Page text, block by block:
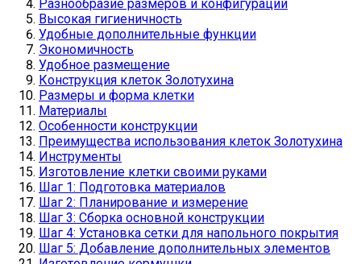
Разнообразие размеров и конфигураций
Высокая гигиеничность
Удобные дополнительные функции
Экономичность
Удобное размещение
Конструкция клеток Золотухина
Размеры и форма клетки
Материалы
Особенности конструкции
Преимущества использования клеток Золотухина
Инструменты
Изготовление клетки своими руками
Шаг 1: Подготовка материалов
Шаг 2: Планирование и измерение
Шаг 3: Сборка основной конструкции
Шаг 4: Установка сетки для напольного покрытия
Шаг 5: Добавление дополнительных элементов